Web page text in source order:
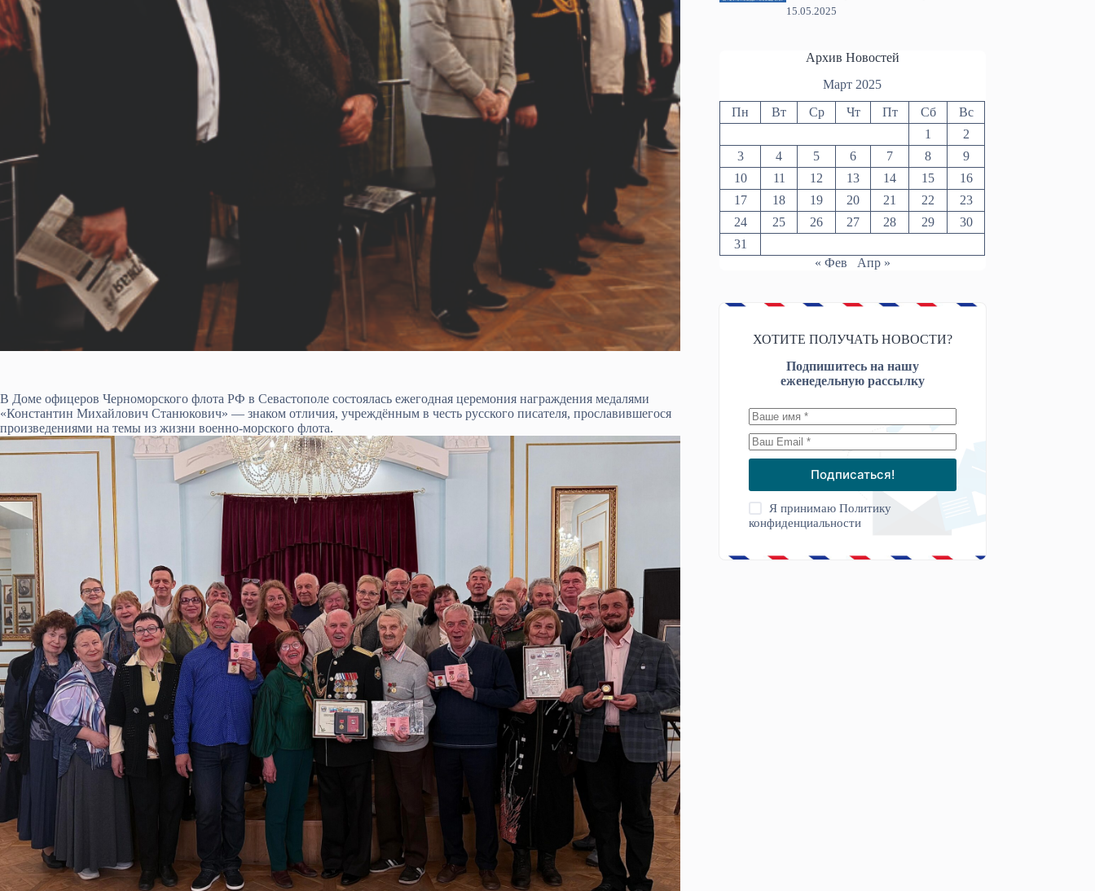
В Доме офицеров Черноморского флота РФ в Севастополе состоялась ежегодная церемония награждения медалями
«Константин Михайлович Станюкович» — знаком отличия, учреждённым в честь русского писателя, прославившегося
произведениями на темы из жизни военно-морского флота.
15.05.2025
Архив Новостей
Март 2025
Пн Вт Ср Чт Пт Сб
Вс
1
2
3
4 5 6 7 8
9
10
11 12 13 14 15
16
17
18 19 20 21 22
23
24
25 26 27 28 29
30
31
« Фев
Апр »
ХОТИТЕ ПОЛУЧАТЬ НОВОСТИ?
Подпишитесь на нашу
еженедельную рассылку
Подписаться!
Я принимаюПолитику
конфиденциальности